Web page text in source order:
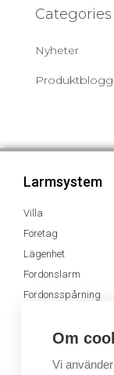
Categories
Nyheter
Produktblogg
Larmsystem
Villa
Företag
Lägenhet
Fordonslarm
Fordonsspårning
Dimsystem
Om
Vi